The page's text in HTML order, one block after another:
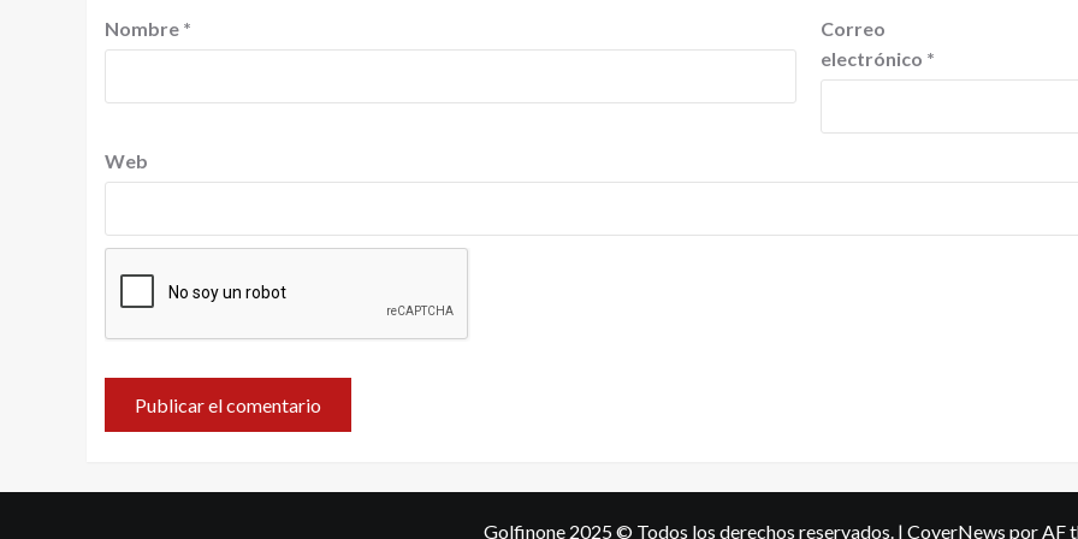
Nombre *
Correo
electrónico *
Web
Golfinone 2025 © Todos los derechos reservados. | CoverNews por AF